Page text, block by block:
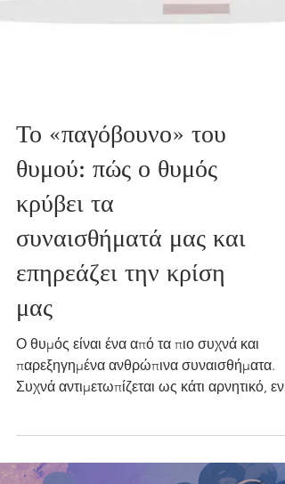
Το «παγόβουνο» του
θυμού: πώς ο θυμός
κρύβει τα
συναισθήματά μας και
επηρεάζει την κρίση
μας